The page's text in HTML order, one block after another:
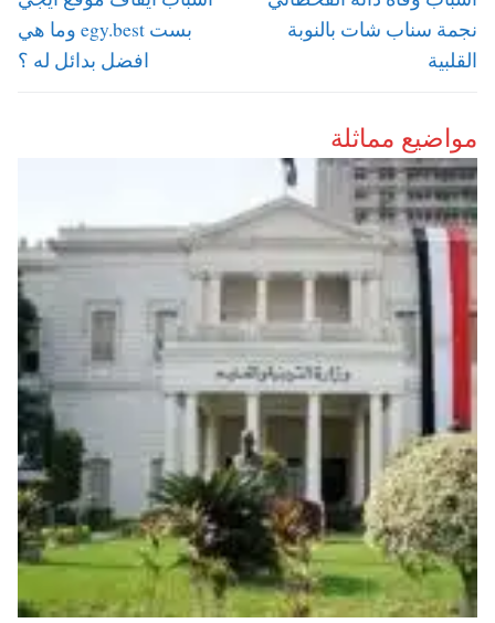
post:
نجمة سناب شات بالنوبة
القلبية
بست egy.best وما هي
افضل بدائل له ؟
مواضيع مماثلة